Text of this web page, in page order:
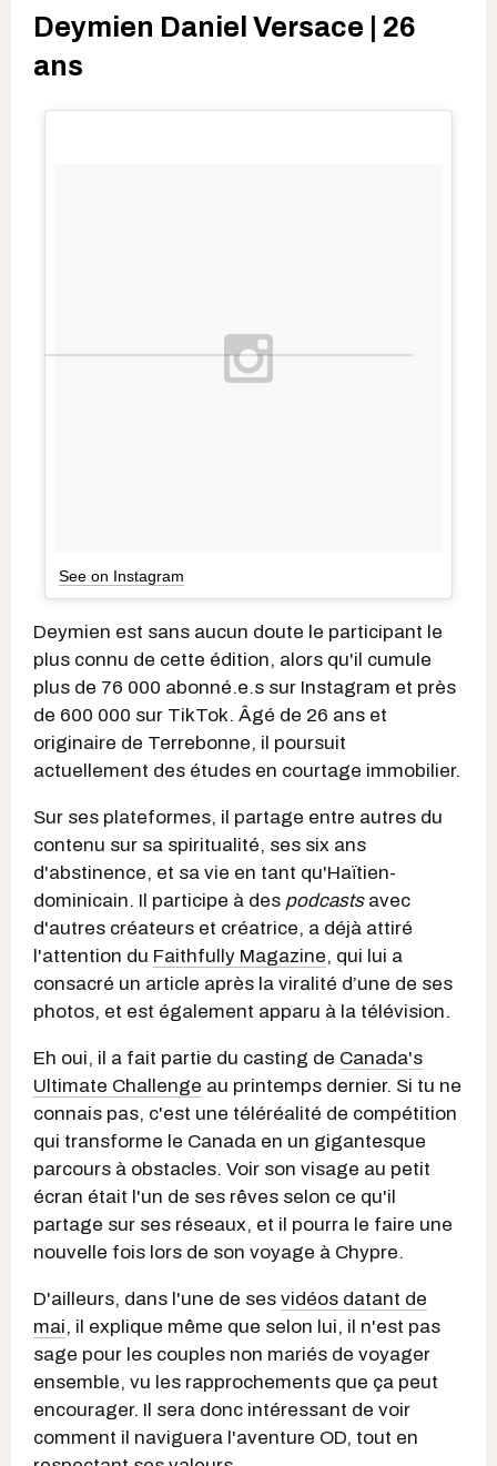
Deymien Daniel Versace | 26
ans
See on Instagram
Deymien est sans aucun doute le participant le
plus connu de cette édition, alors qu'il cumule
plus de 76 000 abonné.e.s sur Instagram et près
de 600 000 sur TikTok. Âgé de 26 ans et
originaire de Terrebonne, il poursuit
actuellement des études en courtage immobilier.
Sur ses plateformes, il partage entre autres du
contenu sur sa spiritualité, ses six ans
d'abstinence, et sa vie en tant qu'Haïtien-
dominicain. Il participe à des podcastsavec
d'autres créateurs et créatrice, a déjà attiré
l'attention du Faithfully Magazine, qui lui a
consacré un article après la viralité d’une de ses
photos, et est également apparu à la télévision.
Eh oui, il a fait partie du casting de Canada's
Ultimate Challenge au printemps dernier. Si tu ne
connais pas, c'est une téléréalité de compétition
qui transforme le Canada en un gigantesque
parcours à obstacles. Voir son visage au petit
écran était l'un de ses rêves selon ce qu'il
partage sur ses réseaux, et il pourra le faire une
nouvelle fois lors de son voyage à Chypre.
D'ailleurs, dans l'une de ses vidéos datant de
mai, il explique même que selon lui, il n'est pas
sage pour les couples non mariés de voyager
ensemble, vu les rapprochements que ça peut
encourager. Il sera donc intéressant de voir
comment il naviguera l'aventure OD, tout en